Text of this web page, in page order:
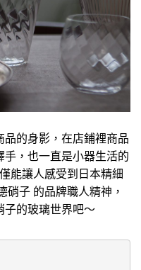
品的身影，在店鋪裡商品
，也一直是小器生活的
能讓人感受到日本精細
硝子 的品牌職人精神，
子的玻璃世界吧～